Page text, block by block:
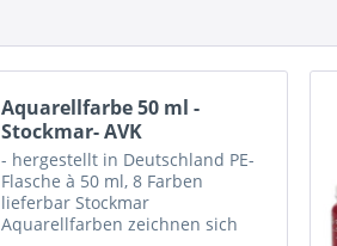
Aquarellfarbe 50 ml -
Stockmar- AVK
- hergestellt in Deutschland PE-
Flasche à 50 ml, 8 Farben
lieferbar Stockmar
Aquarellfarben zeichnen sich